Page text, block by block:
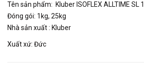
Tên sản phẩm: Kluber ISOFLEX ALLTIME SL 1
Đóng gói: 1kg, 25kg
Nhà sản xuất : Kluber
Xuất xứ: Đức